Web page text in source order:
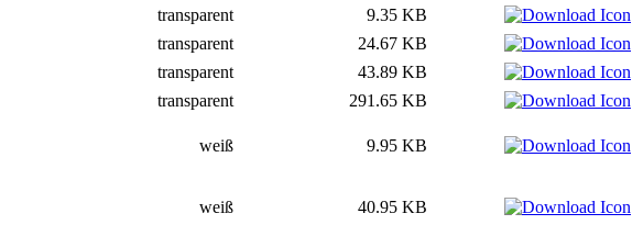
transparent
9.35 KB
transparent
24.67 KB
transparent
43.89 KB
transparent 291.65 KB
weiß 9.95 KB
weiß 40.95 KB